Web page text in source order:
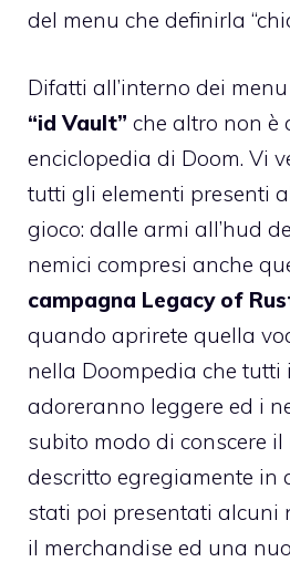
del menu che definirla
Difatti all’interno dei
“id Vault” che altro non è
enciclopedia di Doom. Vi
tutti gli elementi presenti
gioco: dalle armi all’hud
nemici compresi anche
campagna Legacy of
quando aprirete quella
nella Doompedia che tutti
adoreranno leggere ed i
subito modo di conscere
descritto egregiamente in
stati poi presentati alcuni
il merchandise ed una